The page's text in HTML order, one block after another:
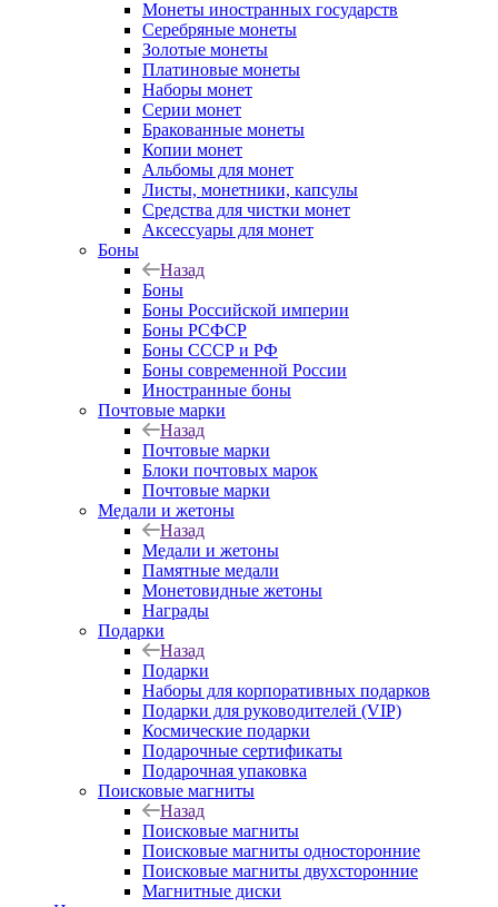
Монеты иностранных государств
Серебряные монеты
Золотые монеты
Платиновые монеты
Наборы монет
Серии монет
Бракованные монеты
Копии монет
Альбомы для монет
Листы, монетники, капсулы
Средства для чистки монет
Аксессуары для монет
Боны
Назад
Боны
Боны Российской империи
Боны РСФСР
Боны СССР и РФ
Боны современной России
Иностранные боны
Почтовые марки
Назад
Почтовые марки
Блоки почтовых марок
Почтовые марки
Медали и жетоны
Назад
Медали и жетоны
Памятные медали
Монетовидные жетоны
Награды
Подарки
Назад
Подарки
Наборы для корпоративных подарков
Подарки для руководителей (VIP)
Космические подарки
Подарочные сертификаты
Подарочная упаковка
Поисковые магниты
Назад
Поисковые магниты
Поисковые магниты односторонние
Поисковые магниты двухсторонние
Магнитные диски